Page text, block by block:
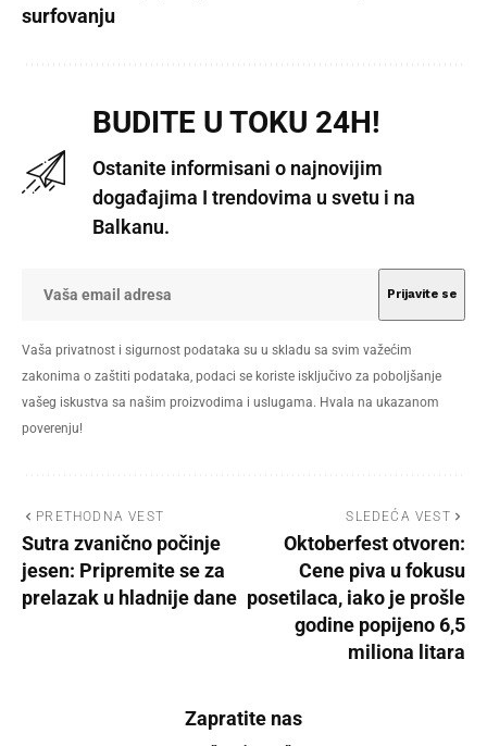
surfovanju
BUDITE U TOKU 24H!
Ostanite informisani o najnovijim
događajima I trendovima u svetu i na
Balkanu.
Vaša privatnost i sigurnost podataka su u skladu sa svim važećim
zakonima o zaštiti podataka, podaci se koriste isključivo za poboljšanje
vašeg iskustva sa našim proizvodima i uslugama. Hvala na ukazanom
poverenju!
PRETHODNA VEST
Sutra zvanično počinje
jesen: Pripremite se za
prelazak u hladnije dane
SLEDEĆA VEST
Oktoberfest otvoren:
Cene piva u fokusu
posetilaca, iako je prošle
godine popijeno 6,5
miliona litara
Zapratite nas